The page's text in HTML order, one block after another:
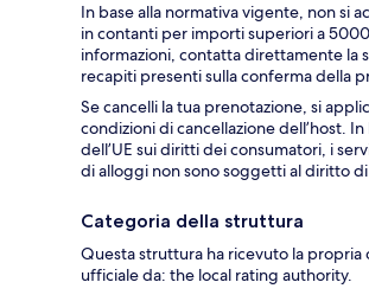
In base alla normativa vigente, non si
in contanti per importi superiori a
informazioni, contatta direttamente la
recapiti presenti sulla conferma della
Se cancelli la tua prenotazione, si
condizioni di cancellazione dell’host.
dell’UE sui diritti dei consumatori, i
di alloggi non sono soggetti al diritto di
Categoria della struttura
Questa struttura ha ricevuto la propria
ufficiale da: the local rating authority.